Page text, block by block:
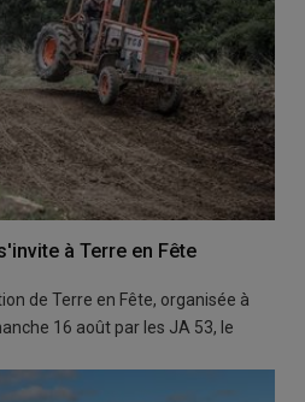
à Terre en Fête
de Terre en Fête, organisée à
16 août par les JA 53, le